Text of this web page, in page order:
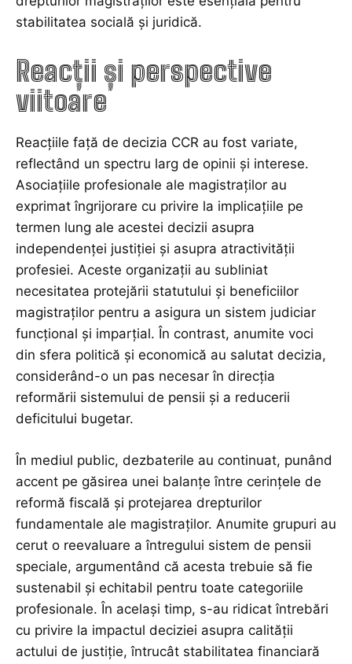
stabilitatea socială și juridică.
Reacții și perspective
viitoare
Reacțiile față de decizia CCR au fost variate,
reflectând un spectru larg de opinii și interese.
Asociațiile profesionale ale magistraților au
exprimat îngrijorare cu privire la implicațiile pe
termen lung ale acestei decizii asupra
independenței justiției și asupra atractivității
profesiei. Aceste organizații au subliniat
necesitatea protejării statutului și beneficiilor
magistraților pentru a asigura un sistem judiciar
funcțional și imparțial. În contrast, anumite voci
din sfera politică și economică au salutat decizia,
considerând-o un pas necesar în direcția
reformării sistemului de pensii și a reducerii
deficitului bugetar.
În mediul public, dezbaterile au continuat, punând
accent pe găsirea unei balanțe între cerințele de
reformă fiscală și protejarea drepturilor
fundamentale ale magistraților. Anumite grupuri au
cerut o reevaluare a întregului sistem de pensii
speciale, argumentând că acesta trebuie să fie
sustenabil și echitabil pentru toate categoriile
profesionale. În același timp, s-au ridicat întrebări
cu privire la impactul deciziei asupra calității
actului de justiție, întrucât stabilitatea financiară